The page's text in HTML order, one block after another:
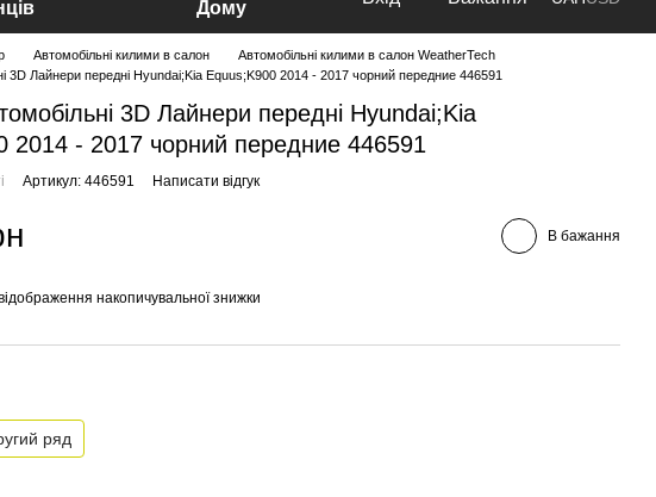
Дому
Автомобільні килими в салон
Автомобільні килими в салон WeatherTech
3D Лайнери передні Hyundai;Kia Equus;K900 2014 - 2017 чорний передние 446591
3D Лайнери передні Hyundai;Kia
2014 - 2017 чорний передние 446591
Артикул: 446591 Написати відгук
В бажання
накопичувальної знижки
ряд